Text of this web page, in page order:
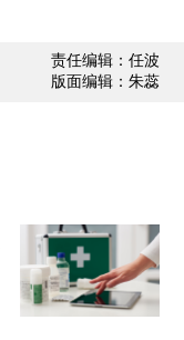
责任编辑：任波
版面编辑：朱蕊